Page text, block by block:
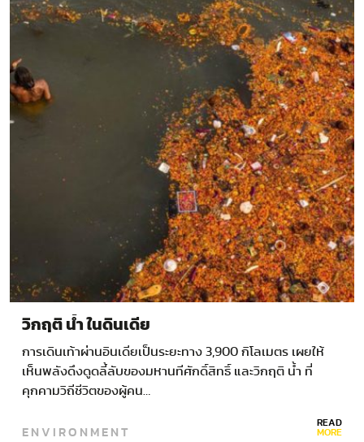
วิกฤติ น้ำ ในดินเดีย
การเดินเท้าผ่านอินเดียเป็นระยะทาง 3,900 กิโลเมตร เผยให้
เห็นพลังดึงดูดลี้ลับของมหานทีศักดิ์สิทธิ์ และวิกฤติ น้ำ ที่
คุกคามวิถีชีวิตของผู้คน…
ENVIRONMENT READ
MORE